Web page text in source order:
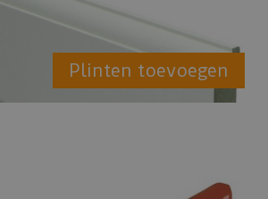
Plinten toevoegen